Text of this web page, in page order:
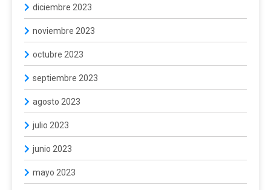
diciembre 2023
noviembre 2023
octubre 2023
septiembre 2023
agosto 2023
julio 2023
junio 2023
mayo 2023